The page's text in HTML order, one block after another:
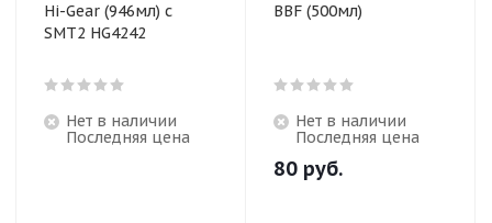
Hi-Gear (946мл) с
SMT2 HG4242
Нет в наличии
Последняя цена
BBF (500мл)
Нет в наличии
Последняя цена
80 руб.